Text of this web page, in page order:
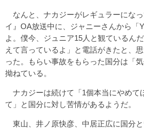
なんと、ナカジーがレギュラーにな
イ』OA放送中に、ジャニーさんから「
よ。僕今、ジュニア15人と観ているん
えて言っているよ」と電話がきたと、
った。もらい事故をもらった国分は「
拗ねている。
ナカジーは続けて「1個本当にやめて
て」と国分に対し苦情があるようだ。
東山、井ノ原快彦、中居正広に国分